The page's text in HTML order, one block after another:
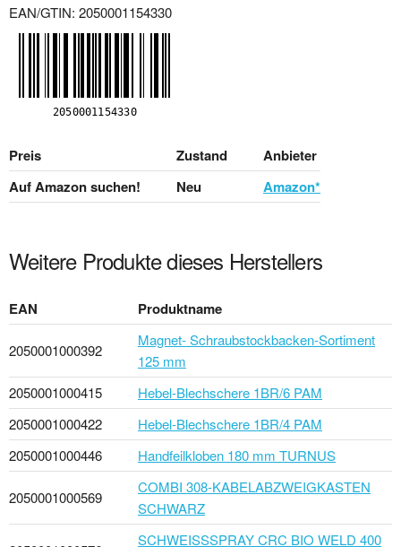
EAN/GTIN: 2050001154330
Preis Zustand
Anbieter
Auf Amazon suchen!
Neu Amazon*
Weitere Produkte dieses Herstellers
EAN Produktname
2050001000392
Magnet- Schraubstockbacken-Sortiment
125 mm
2050001000415
Hebel-Blechschere 1BR/6 PAM
2050001000422
Hebel-Blechschere 1BR/4 PAM
2050001000446
Handfeilkloben 180 mm TURNUS
2050001000569
COMBI 308-KABELABZWEIGKASTEN
SCHWARZ
SCHWEISSSPRAY CRC BIO WELD 400